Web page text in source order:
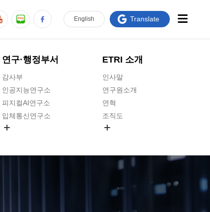
연구·행정부서
감사부
인공지능연구소
피지컬AI연구소
입체통신연구소
ETRI 소개
인사말
연구원소개
연혁
조직도
연구원 고객헌장
주요업무연락처
English Translate